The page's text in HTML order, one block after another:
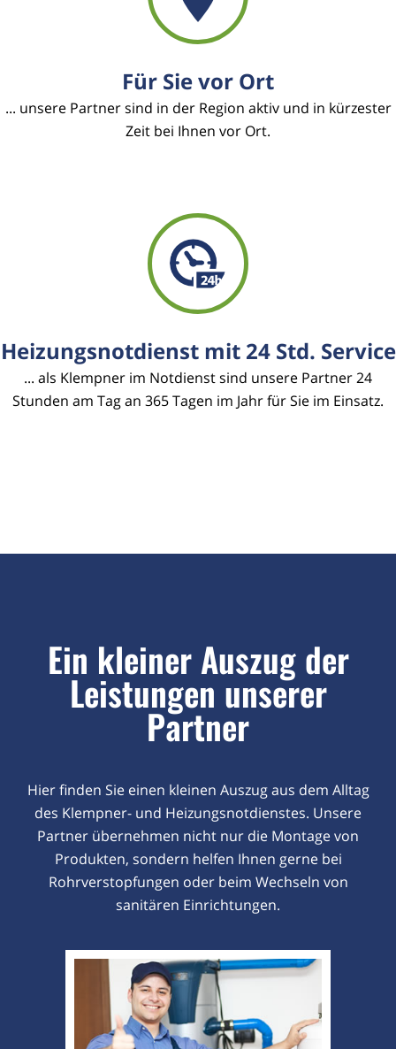
Für Sie vor Ort
... unsere Partner sind in der Region aktiv und in kürzester
Zeit bei Ihnen vor Ort.
Heizungsnotdienst mit 24 Std. Service
... als Klempner im Notdienst sind unsere Partner 24
Stunden am Tag an 365 Tagen im Jahr für Sie im Einsatz.
Ein kleiner Auszug der
Leistungen unserer
Partner
Hier finden Sie einen kleinen Auszug aus dem Alltag
des Klempner- und Heizungsnotdienstes. Unsere
Partner übernehmen nicht nur die Montage von
Produkten, sondern helfen Ihnen gerne bei
Rohrverstopfungen oder beim Wechseln von
sanitären Einrichtungen.